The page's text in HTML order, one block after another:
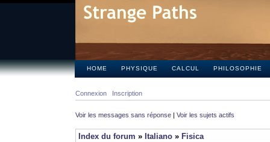
HOME PHYSIQUE CALCUL PHILOSOPHIE
Connexion Inscription
Voir les messages sans réponse | Voir les sujets actifs
Index du forum » Italiano » Fisica